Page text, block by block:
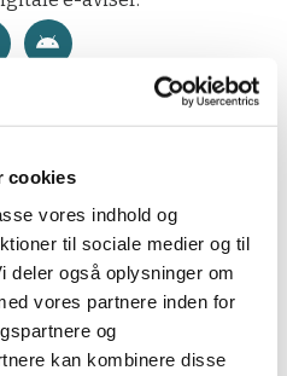
cookies
vores indhold og
til sociale medier og til
deler også oplysninger om
vores partnere inden for
og
kan kombinere disse
nyhedsbreve, og få
direkte i indbakken.